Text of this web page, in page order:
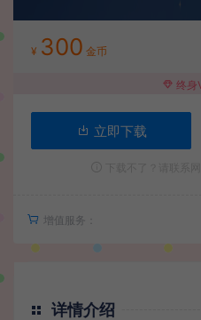
¥ 300 金币
终身
立即下载
增值服务：
详情介绍